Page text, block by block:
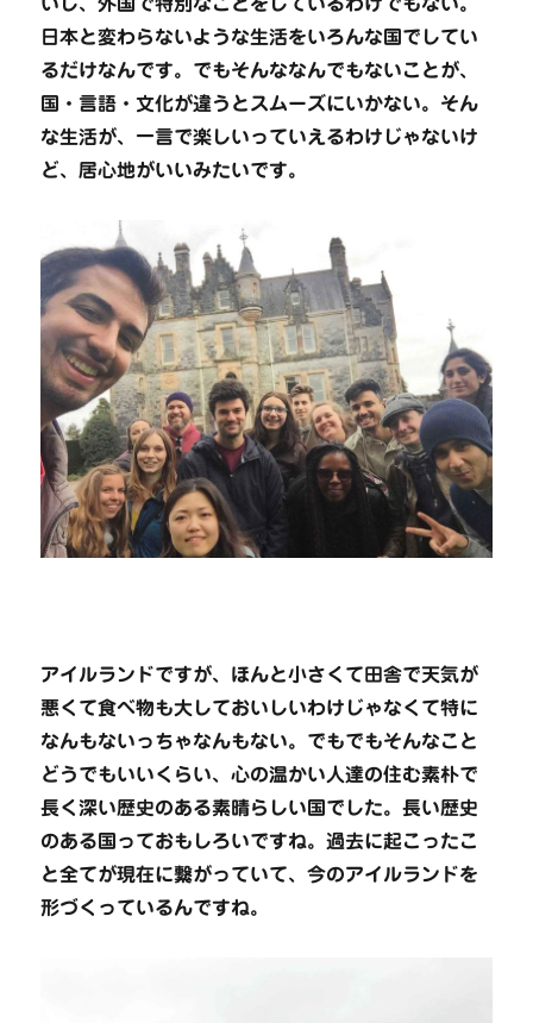
日本と変わらないような生活をいろんな国でしてい
るだけなんです。でもそんななんでもないことが、
国・言語・文化が違うとスムーズにいかない。そん
な生活が、一言で楽しいっていえるわけじゃないけ
ど、居心地がいいみたいです。
アイルランドですが、ほんと小さくて田舎で天気が
悪くて食べ物も大しておいしいわけじゃなくて特に
なんもないっちゃなんもない。でもでもそんなこと
どうでもいいくらい、心の温かい人達の住む素朴で
長く深い歴史のある素晴らしい国でした。長い歴史
のある国っておもしろいですね。過去に起こったこ
と全てが現在に繋がっていて、今のアイルランドを
形づくっているんですね。